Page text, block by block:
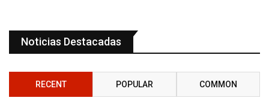
Noticias Destacadas
RECENT POPULAR COMMON